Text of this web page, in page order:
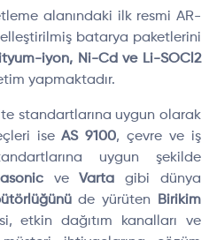
alanındaki ilk resmi AR-
batarya paketlerini
iyon, Ni-Cd ve Li-SOCl2
yapmaktadır.
standartlarına uygun olarak
iseAS 9100, çevre ve iş
uygun şekilde
veVarta gibi dünya
de yürüten Birikim
etkin dağıtım kanalları ve